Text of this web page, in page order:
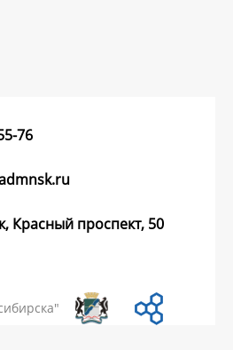
76
Красный проспект, 50